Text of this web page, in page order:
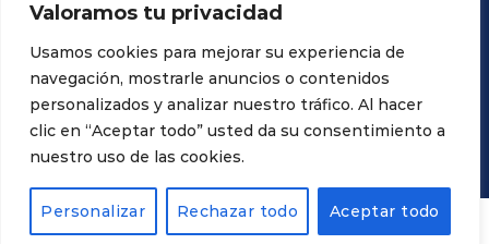
Valoramos tu privacidad
Usamos cookies para mejorar su experiencia de
navegación, mostrarle anuncios o contenidos
personalizados y analizar nuestro tráfico. Al hacer
clic en “Aceptar todo” usted da su consentimiento a
nuestro uso de las cookies.
Personalizar Rechazar todo Aceptar todo
Todos los derechos reservados. Propiedad de Ravagnani Dental
TIENDA PROMO CUENTA CARRITO